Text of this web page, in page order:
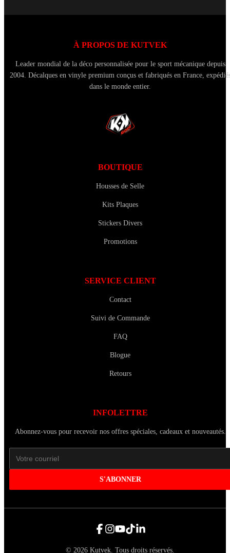
À PROPOS DE KUTVEK
Leader mondial de la déco personnalisée pour le sport mécanique depuis
2004. Décalques en vinyle premium conçus et fabriqués en France,
dans le monde entier.
BOUTIQUE
Housses de Selle
Kits Plaques
Stickers Divers
Promotions
SERVICE CLIENT
Contact
Suivi de Commande
FAQ
Blogue
Retours
INFOLETTRE
Abonnez-vous pour recevoir nos offres spéciales, cadeaux et nouveautés.
S'ABONNER
© 2026 Kutvek. Tous droits réservés.